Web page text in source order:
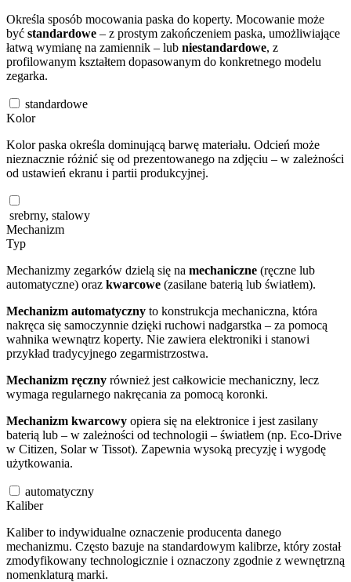
Określa sposób mocowania paska do koperty. Mocowanie może
być standardowe – z prostym zakończeniem paska, umożliwiające
łatwą wymianę na zamiennik – lub niestandardowe, z
profilowanym kształtem dopasowanym do konkretnego modelu
zegarka.
standardowe
Kolor
Kolor paska określa dominującą barwę materiału. Odcień może
nieznacznie różnić się od prezentowanego na zdjęciu – w zależności
od ustawień ekranu i partii produkcyjnej.
srebrny, stalowy
Mechanizm
Typ
Mechanizmy zegarków dzielą się na mechaniczne (ręczne lub
automatyczne) oraz kwarcowe (zasilane baterią lub światłem).
Mechanizm automatyczny to konstrukcja mechaniczna, która
nakręca się samoczynnie dzięki ruchowi nadgarstka – za pomocą
wahnika wewnątrz koperty. Nie zawiera elektroniki i stanowi
przykład tradycyjnego zegarmistrzostwa.
Mechanizm ręczny również jest całkowicie mechaniczny, lecz
wymaga regularnego nakręcania za pomocą koronki.
Mechanizm kwarcowy opiera się na elektronice i jest zasilany
baterią lub – w zależności od technologii – światłem (np. Eco-Drive
w Citizen, Solar w Tissot). Zapewnia wysoką precyzję i wygodę
użytkowania.
automatyczny
Kaliber
Kaliber to indywidualne oznaczenie producenta danego
mechanizmu. Często bazuje na standardowym kalibrze, który został
zmodyfikowany technologicznie i oznaczony zgodnie z wewnętrzną
nomenklaturą marki.